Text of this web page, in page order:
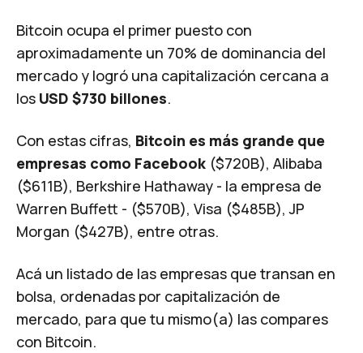
Bitcoin ocupa el primer puesto con
aproximadamente un 70% de dominancia del
mercado y logró una capitalización cercana a
los USD $730 billones.
Con estas cifras, Bitcoin es más grande que
empresas como Facebook ($720B), Alibaba
($611B), Berkshire Hathaway - la empresa de
Warren Buffett - ($570B), Visa ($485B), JP
Morgan ($427B), entre otras.
Acá un listado de las empresas que transan en
bolsa, ordenadas por capitalización de
mercado, para que tu mismo(a) las compares
con Bitcoin.